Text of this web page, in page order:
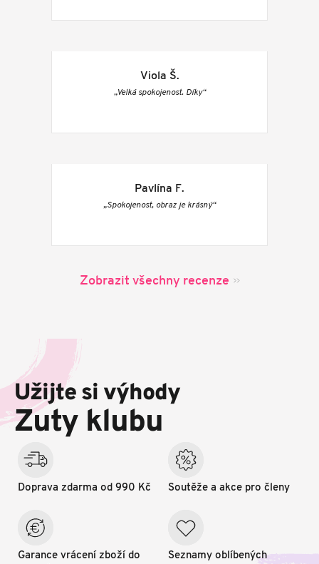
Viola Š.
„Velká spokojenost. Díky“
Pavlína F.
„Spokojenost, obraz je krásný“
Zobrazit všechny recenze
a
í
Užijte si výhody
Zuty klubu
Doprava zdarma od 990 Kč
Garance vrácení zboží do
Soutěže a akce pro členy
Seznamy oblíbených